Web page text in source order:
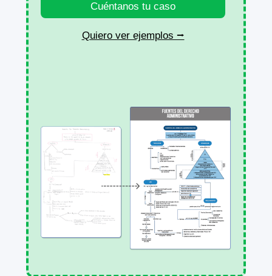
Cuéntanos tu caso
Quiero ver ejemplos ⭢